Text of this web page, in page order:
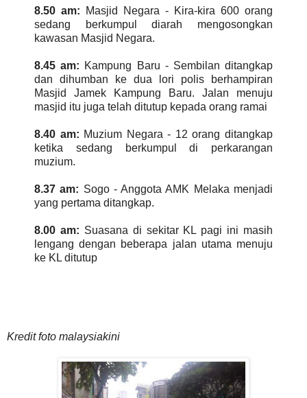
8.50 am: Masjid Negara - Kira-kira 600 orang
sedang berkumpul diarah mengosongkan
kawasan Masjid Negara.
8.45 am: Kampung Baru - Sembilan ditangkap
dan dihumban ke dua lori polis berhampiran
Masjid Jamek Kampung Baru. Jalan menuju
masjid itu juga telah ditutup kepada orang ramai
8.40 am: Muzium Negara - 12 orang ditangkap
ketika sedang berkumpul di perkarangan
muzium.
8.37 am: Sogo - Anggota AMK Melaka menjadi
yang pertama ditangkap.
8.00 am: Suasana di sekitar KL pagi ini masih
lengang dengan beberapa jalan utama menuju
ke KL ditutup
Kredit foto malaysiakini